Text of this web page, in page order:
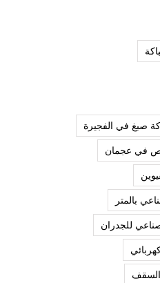
صبغ في الفجيرة
في عجمان
بالمتر
للجدران